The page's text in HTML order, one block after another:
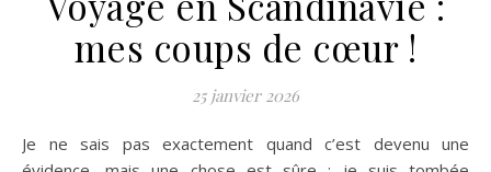
mes coups de cœur !
25 janvier 2026
Je ne sais pas exactement quand c’est devenu une